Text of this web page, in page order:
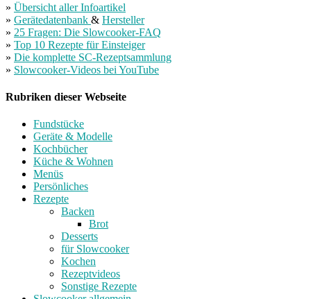
» Übersicht aller Infoartikel
» Gerätedatenbank & Hersteller
» 25 Fragen: Die Slowcooker-FAQ
» Top 10 Rezepte für Einsteiger
» Die komplette SC-Rezeptsammlung
» Slowcooker-Videos bei YouTube
Rubriken dieser Webseite
Fundstücke
Geräte & Modelle
Kochbücher
Küche & Wohnen
Menüs
Persönliches
Rezepte
Backen
Brot
Desserts
für Slowcooker
Kochen
Rezeptvideos
Sonstige Rezepte